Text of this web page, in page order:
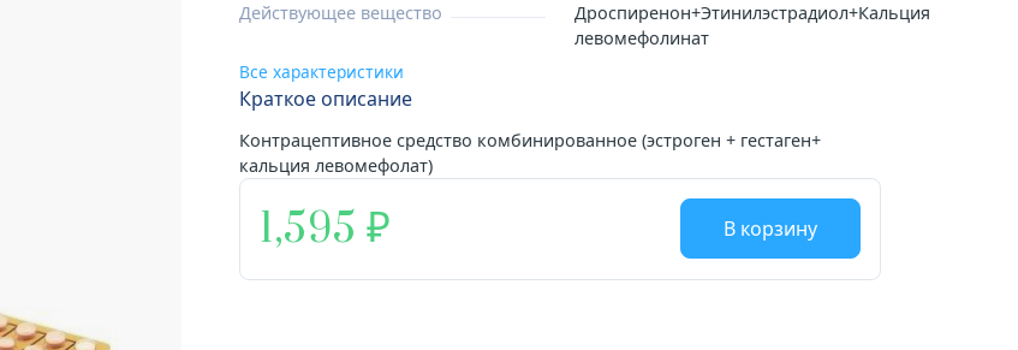
Действующее вещество
Дроспиренон+Этинилэстрадиол+Кальция
левомефолинат
Все характеристики
Краткое описание
Контрацептивное средство комбинированное (эстроген + гестаген+
кальция левомефолат)
1,595 В корзину